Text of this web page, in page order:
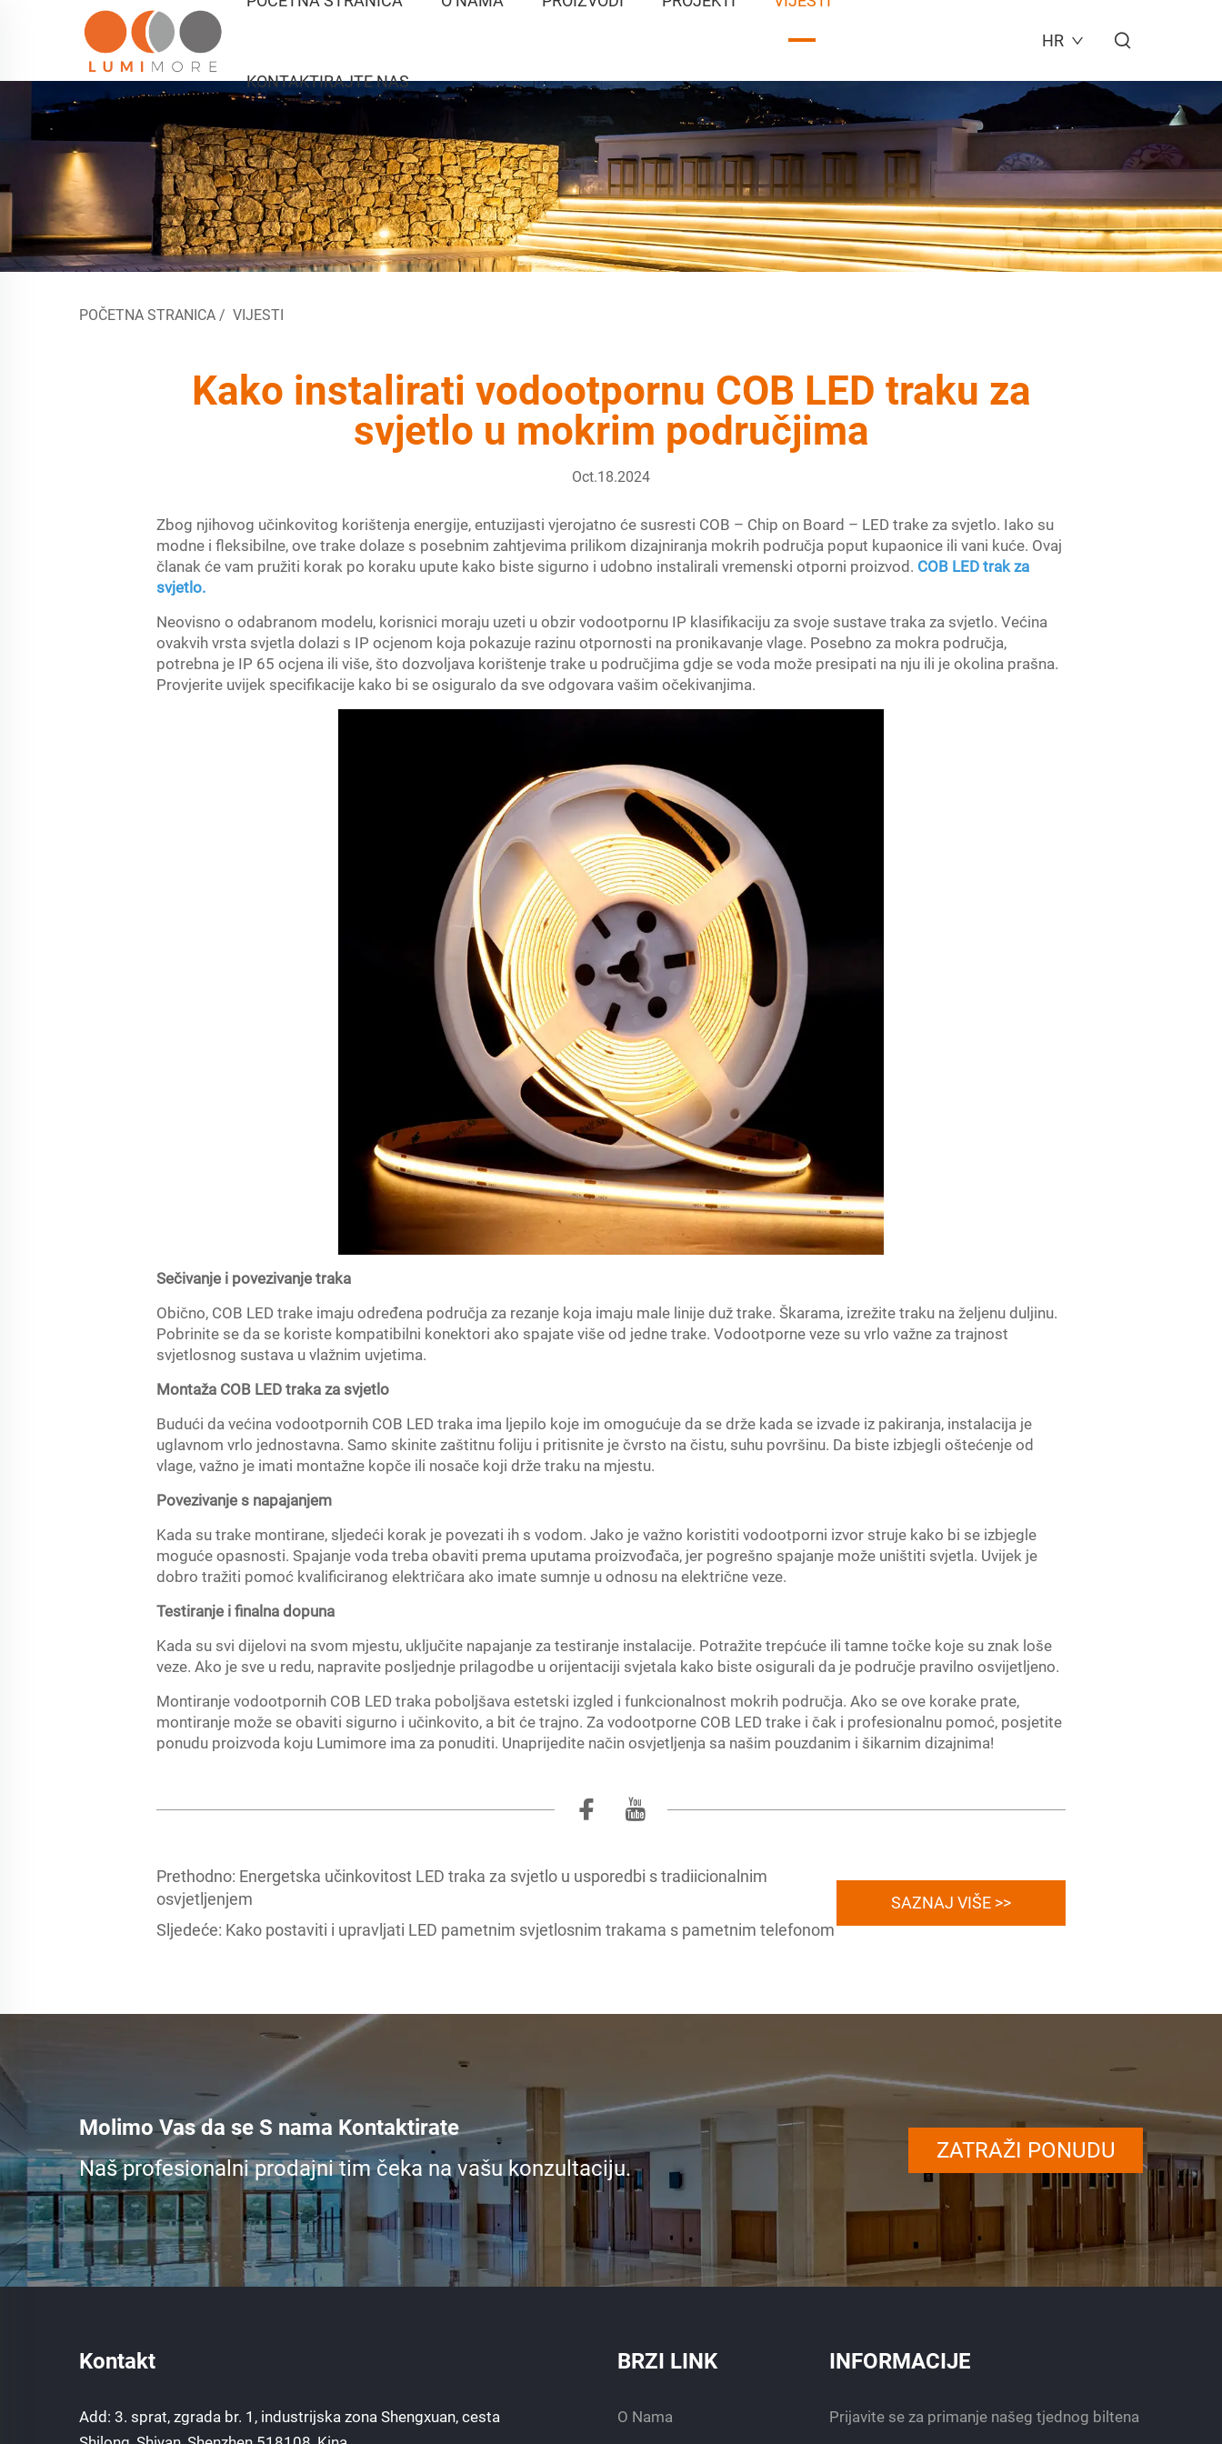
KONTAKTIRAJTE NAS
HR
POČETNA STRANICA / VIJESTI
Kako instalirati vodootpornu COB LED traku za
svjetlo u mokrim područjima
Oct.18.2024
Zbog njihovog učinkovitog korištenja energije, entuzijasti vjerojatno će susresti COB – Chip on Board – LED trake za svjetlo. Iako su
modne i fleksibilne, ove trake dolaze s posebnim zahtjevima prilikom dizajniranja mokrih područja poput kupaonice ili vani kuće. Ovaj
članak će vam pružiti korak po koraku upute kako biste sigurno i udobno instalirali vremenski otporni proizvod. COB LED trak za
svjetlo.
Neovisno o odabranom modelu, korisnici moraju uzeti u obzir vodootpornu IP klasiﬁkaciju za svoje sustave traka za svjetlo. Većina
ovakvih vrsta svjetla dolazi s IP ocjenom koja pokazuje razinu otpornosti na pronikavanje vlage. Posebno za mokra područja,
potrebna je IP 65 ocjena ili više, što dozvoljava korištenje trake u područjima gdje se voda može presipati na nju ili je okolina prašna.
Provjerite uvijek specifikacije kako bi se osiguralo da sve odgovara vašim očekivanjima.
Sečivanje i povezivanje traka
Obično, COB LED trake imaju određena područja za rezanje koja imaju male linije duž trake. Škarama, izrežite traku na željenu duljinu.
Pobrinite se da se koriste kompatibilni konektori ako spajate više od jedne trake. Vodootporne veze su vrlo važne za trajnost
svjetlosnog sustava u vlažnim uvjetima.
Montaža COB LED traka za svjetlo
Budući da većina vodootpornih COB LED traka ima ljepilo koje im omogućuje da se drže kada se izvade iz pakiranja, instalacija je
uglavnom vrlo jednostavna. Samo skinite zaštitnu foliju i pritisnite je čvrsto na čistu, suhu površinu. Da biste izbjegli oštećenje od
vlage, važno je imati montažne kopče ili nosače koji drže traku na mjestu.
Povezivanje s napajanjem
Kada su trake montirane, sljedeći korak je povezati ih s vodom. Jako je važno koristiti vodootporni izvor struje kako bi se izbjegle
moguće opasnosti. Spajanje voda treba obaviti prema uputama proizvođača, jer pogrešno spajanje može uništiti svjetla. Uvijek je
dobro tražiti pomoć kvalificiranog električara ako imate sumnje u odnosu na električne veze.
Testiranje i finalna dopuna
Kada su svi dijelovi na svom mjestu, uključite napajanje za testiranje instalacije. Potražite trepćuće ili tamne točke koje su znak loše
veze. Ako je sve u redu, napravite posljednje prilagodbe u orijentaciji svjetala kako biste osigurali da je područje pravilno osvijetljeno.
Montiranje vodootpornih COB LED traka poboljšava estetski izgled i funkcionalnost mokrih područja. Ako se ove korake prate,
montiranje može se obaviti sigurno i učinkovito, a bit će trajno. Za vodootporne COB LED trake i čak i profesionalnu pomoć, posjetite
ponudu proizvoda koju Lumimore ima za ponuditi. Unaprijedite način osvjetljenja sa našim pouzdanim i šikarnim dizajnima!
Prethodno: Energetska učinkovitost LED traka za svjetlo u usporedbi s tradiicionalnim
osvjetljenjem
Sljedeće: Kako postaviti i upravljati LED pametnim svjetlosnim trakama s pametnim telefonom
SAZNAJ VIŠE >>
Molimo Vas da se S nama Kontaktirate
Naš profesionalni prodajni tim čeka na vašu konzultaciju.
ZATRAŽI PONUDU
Kontakt
Add: 3. sprat, zgrada br. 1, industrijska zona Shengxuan, cesta
BRZI LINK
O Nama
INFORMACIJE
Prijavite se za primanje našeg tjednog biltena